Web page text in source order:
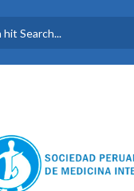
DE